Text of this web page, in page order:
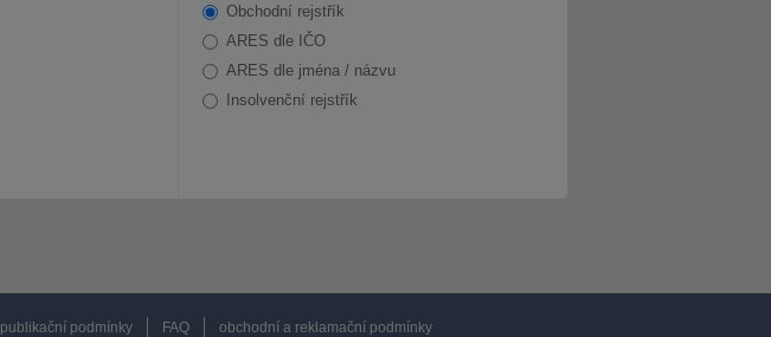
Obchodní rejstřík
ARES dle IČO
ARES dle jména / názvu
Insolvenční rejstřík
publikační podmínky FAQ obchodní a reklamační podmínky